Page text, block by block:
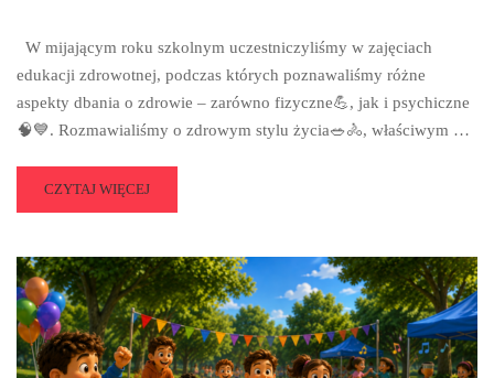
W mijającym roku szkolnym uczestniczyliśmy w zajęciach
edukacji zdrowotnej, podczas których poznawaliśmy różne
aspekty dbania o zdrowie – zarówno fizyczne💪, jak i psychiczne
🧠💙. Rozmawialiśmy o zdrowym stylu życia🥗🚴, właściwym …
READ
MORE
EDUKACJA
ZDROWOTNA
–
PODSUMOWANIE
💚
🩺
CZYTAJ WIĘCEJ